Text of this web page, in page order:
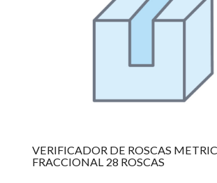
VERIFICADOR DE ROSCAS
FRACCIONAL 28 ROSCAS